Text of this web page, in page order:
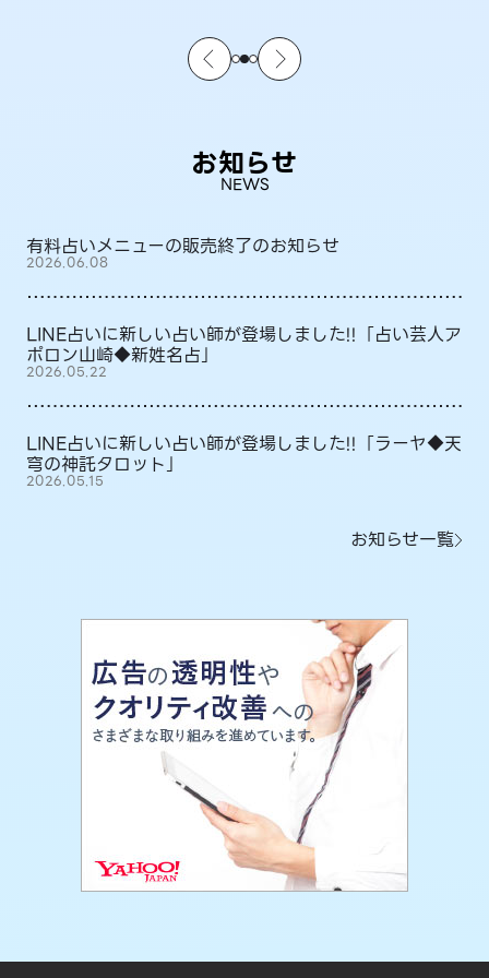
お知らせ
NEWS
有料占いメニューの販売終了のお知らせ
2026.06.08
LINE占いに新しい占い師が登場しました!!「占い芸人ア
ポロン山崎◆新姓名占」
2026.05.22
LINE占いに新しい占い師が登場しました!!「ラーヤ◆天
穹の神託タロット」
2026.05.15
お知らせ一覧